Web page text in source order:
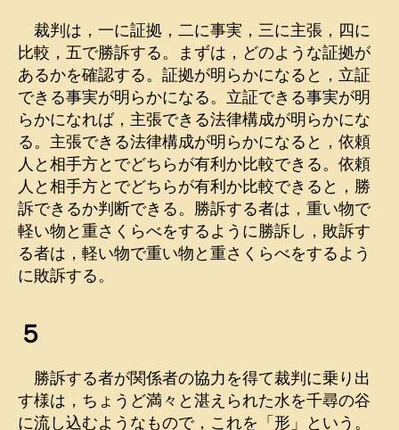
裁判は，一に証拠，二に事実，三に主張，四に
比較，五で勝訴する。まずは，どのような証拠が
あるかを確認する。証拠が明らかになると，立証
できる事実が明らかになる。立証できる事実が明
らかになれば，主張できる法律構成が明らかにな
る。主張できる法律構成が明らかになると，依頼
人と相手方とでどちらが有利か比較できる。依頼
人と相手方とでどちらが有利か比較できると，勝
訴できるか判断できる。勝訴する者は，重い物で
軽い物と重さくらべをするように勝訴し，敗訴す
る者は，軽い物で重い物と重さくらべをするよう
に敗訴する。
５
勝訴する者が関係者の協力を得て裁判に乗り出
す様は，ちょうど満々と湛えられた水を千尋の谷
に流し込むようなもので，これを「形」という。